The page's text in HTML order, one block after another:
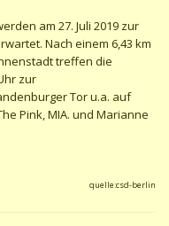
am 27. Juli 2019 zur
Nach einem 6,43 km
treffen die
zur
Tor u.a. auf
Pink, MIA. und Marianne
quelle:csd-berlin